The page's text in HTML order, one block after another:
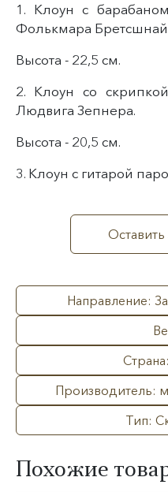
1. Клоун с
Фолькмара
Высота - 22,5 см.
2. Клоун со
Людвига Зепнера.
Высота - 20,5 см.
3. Клоун с гитарой
Оставить
Направление:
Производитель:
Тип:
Похожие